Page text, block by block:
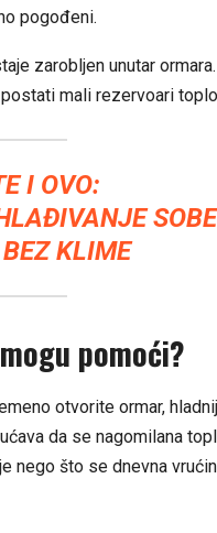
pogođeni.
zarobljen unutar
mali rezervoari
I OVO:
KLIME
pomoći?
otvorite ormar,
da se nagomilana
nego što se dnevna